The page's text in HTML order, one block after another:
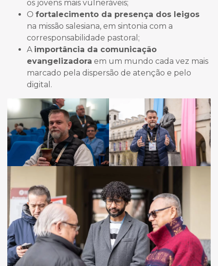
os jovens mais vulneráveis;
O fortalecimento da presença dos leigos
na missão salesiana, em sintonia com a
corresponsabilidade pastoral;
A importância da comunicação
evangelizadora em um mundo cada vez mais
marcado pela dispersão de atenção e pelo
digital.